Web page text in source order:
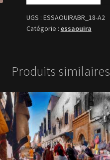
ESSAOUIRABR_18-A2
essaouira
Produits similaires